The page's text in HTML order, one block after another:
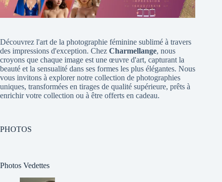
Découvrez l'art de la photographie féminine sublimé à travers
des impressions d'exception. Chez Charmellange, nous
croyons que chaque image est une œuvre d'art, capturant la
beauté et la sensualité dans ses formes les plus élégantes. Nous
vous invitons à explorer notre collection de photographies
uniques, transformées en tirages de qualité supérieure, prêts à
enrichir votre collection ou à être offerts en cadeau.
PHOTOS
Photos Vedettes